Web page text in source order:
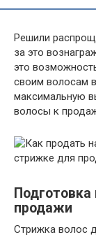
Решили
за это
это
своим волосам
максимальную
волосы к
продажи
Стрижка волос